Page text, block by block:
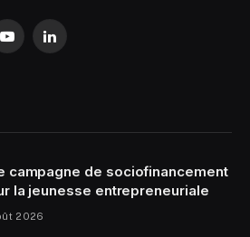
YouTubeLinkedIn
campagne de sociofinancement
la jeunesse entrepreneuriale
2026